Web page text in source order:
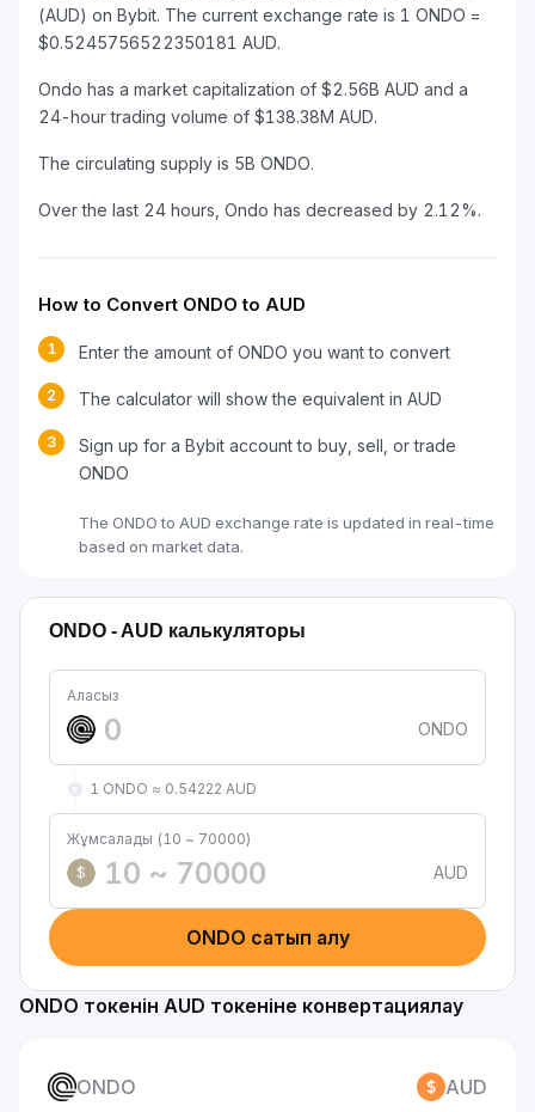
(AUD) on Bybit. The current exchange rate is 1 ONDO =
$0.5245756522350181 AUD.
Ondo has a market capitalization of $2.56B AUD and a
24-hour trading volume of $138.38M AUD.
The circulating supply is 5B ONDO.
Over the last 24 hours, Ondo has decreased by 2.12%.
How to Convert ONDO to AUD
1 Enter the amount of ONDO you want to convert
2 The calculator will show the equivalent in AUD
3
Sign up for a Bybit account to buy, sell, or trade
ONDO
The ONDO to AUD exchange rate is updated in real-time
based on market data.
ONDO - AUD калькуляторы
Аласыз
ONDO
1 ONDO ≈ 0.54222 AUD
Жұмсалады (10 ~ 70000)
$
AUD
ONDO сатып алу
ONDO токенін AUD токеніне конвертациялау
ONDO AUD